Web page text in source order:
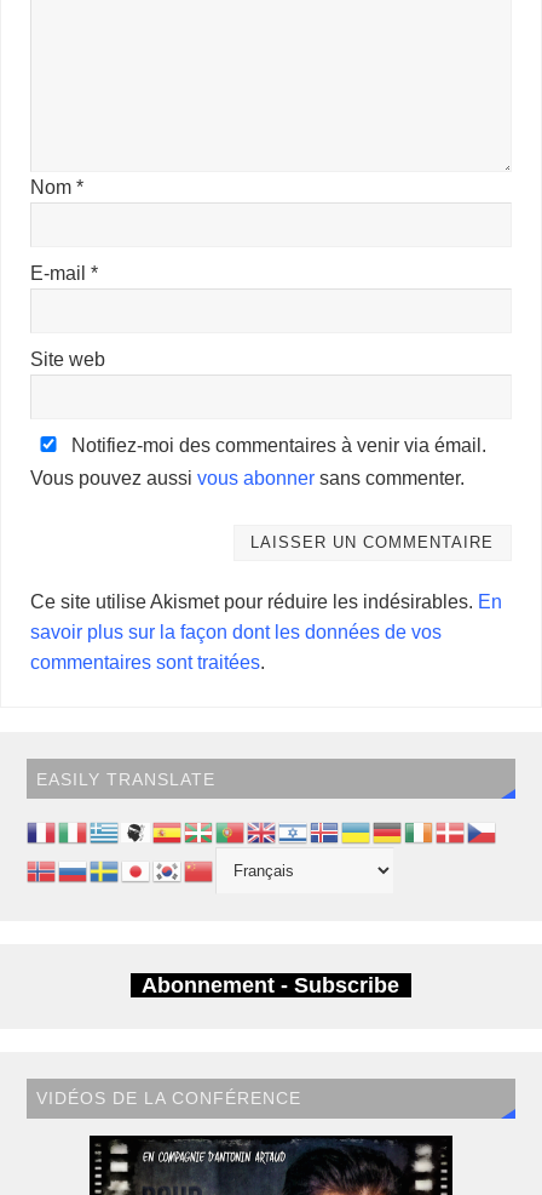
Nom*
E-mail*
Site web
Notifiez-moi des commentaires à venir via émail.
Vous pouvez aussivous abonner sans commenter.
Ce site utilise Akismet pour réduire les indésirables. En
savoir plus sur la façon dont les données de vos
commentaires sont traitées.
EASILY TRANSLATE
Abonnement - Subscribe
VIDÉOS DE LA CONFÉRENCE